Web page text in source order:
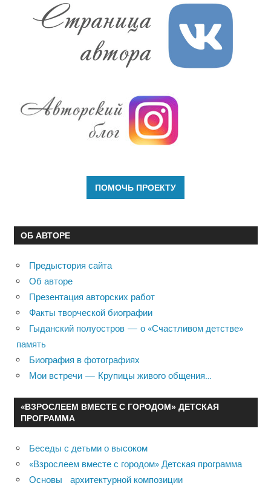
ОБ АВТОРЕ
Предыстория сайта
Об авторе
Презентация авторских работ
Факты творческой биографии
Гыданский полуостров — о «Счастливом детстве»
память
Биография в фотографиях
Мои встречи — Крупицы живого общения…
«ВЗРОСЛЕЕМ ВМЕСТЕ С ГОРОДОМ» ДЕТСКАЯ
ПРОГРАММА
Беседы с детьми о высоком
«Взрослеем вместе с городом» Детская программа
Основы архитектурной композиции